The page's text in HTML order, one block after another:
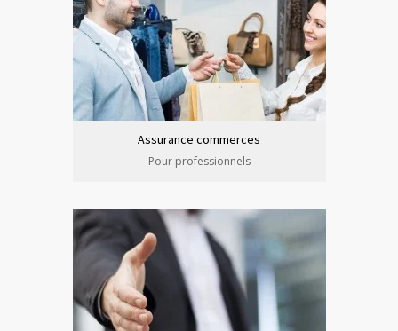
Assurance commerces
- Pour professionnels -